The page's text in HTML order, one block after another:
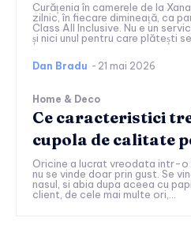
Curățenia în camerele de la
zilnic, în fiecare dimineață, ca
Class All Inclusive. Nu e un
și nici unul pentru care plătești
Dan Bradu - 21 mai 2026
Home & Deco
Ce caracteristici
cupola de calitate
Oricine a lucrat vreodata intr-
nu se vinde doar prin gust. Se
nasul, si abia dupa aceea cu
client, de cele mai multe ori,...